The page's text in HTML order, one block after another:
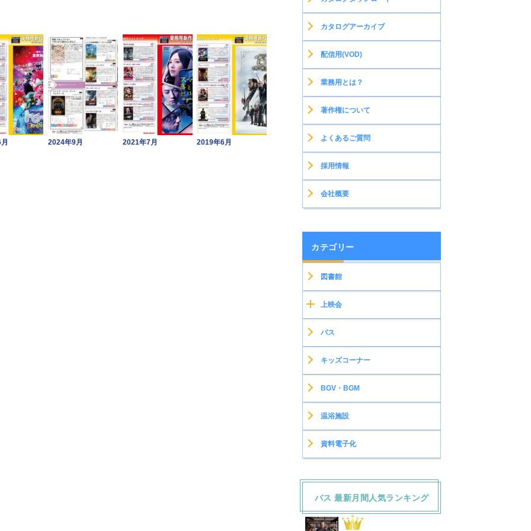
2024年9月 2021年7月 2019年6月
カタログアーカイブ
配信用(VOD)
業務用とは？
著作権について
よくあるご質問
採用情報
会社概要
カテゴリー
図書館
上映会
バス
キッズコーナー
BGV・BGM
温浴施設
資料電子化
バス 最新月間人気ランキング